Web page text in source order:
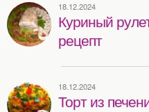
18.12.2024
Куриный
рецепт
18.12.2024
Торт из